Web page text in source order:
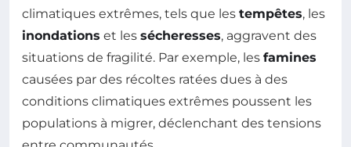
climatiques extrêmes, tels que les tempêtes, les
inondations et les sécheresses, aggravent des
situations de fragilité. Par exemple, les famines
causées par des récoltes ratées dues à des
conditions climatiques extrêmes poussent les
populations à migrer, déclenchant des tensions